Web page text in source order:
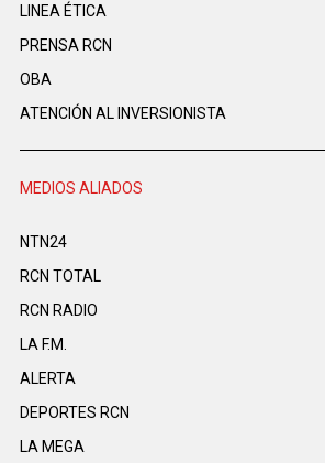
LINEA ÉTICA
PRENSA RCN
OBA
ATENCIÓN AL INVERSIONISTA
MEDIOS ALIADOS
NTN24
RCN TOTAL
RCN RADIO
LA F.M.
ALERTA
DEPORTES RCN
LA MEGA